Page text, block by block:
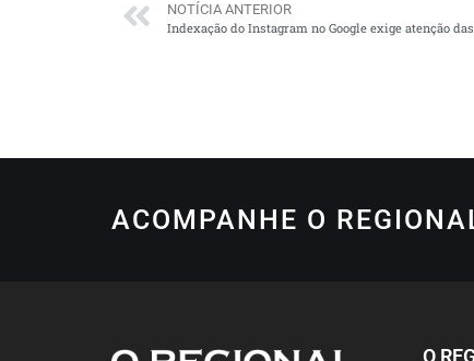
NOTÍCIA ANTERIOR
Indexação do Instagram no Google exige atenção
ACOMPANHE O